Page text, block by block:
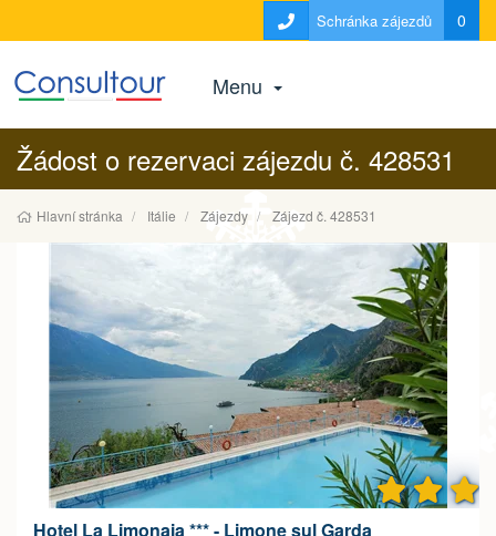
Schránka zájezdů 0
Menu
Žádost o rezervaci zájezdu č. 428531
Hlavní stránka Itálie Zájezdy Zájezd č. 428531
Hotel La Limonaia *** - Limone sul Garda